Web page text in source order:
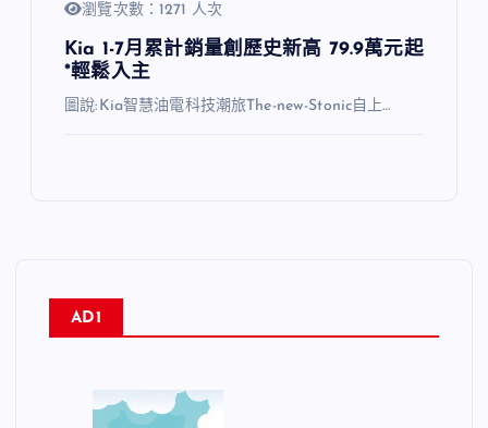
瀏覽次數：1271 人次
Kia 1-7月累計銷量創歷史新高 79.9萬元起
*輕鬆入主
圖說:Kia智慧油電科技潮旅The-new-Stonic自上…
AD1